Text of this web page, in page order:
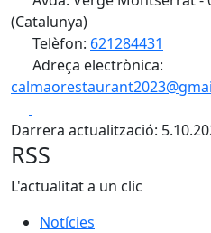
(Catalunya)
Telèfon: 621284431
Adreça electrònica:
Darrera actualització:
RSS
L'actualitat a un clic
Notícies